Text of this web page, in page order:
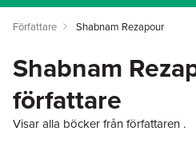
Författare Shabnam Rezapour
Shabnam
författare
Visar alla böcker från författaren .